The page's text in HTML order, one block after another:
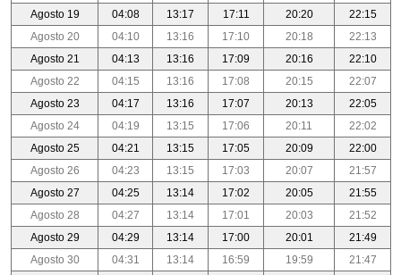
Agosto 19
04:08 13:17 17:11 20:20
22:15
Agosto 20
04:10 13:16 17:10 20:18
22:13
Agosto 21
04:13 13:16 17:09 20:16
22:10
Agosto 22
04:15 13:16 17:08 20:15
22:07
Agosto 23
04:17 13:16 17:07 20:13
22:05
Agosto 24
04:19 13:15 17:06 20:11
22:02
Agosto 25
04:21 13:15 17:05 20:09
22:00
Agosto 26
04:23 13:15 17:03 20:07
21:57
Agosto 27
04:25 13:14 17:02 20:05
21:55
Agosto 28
04:27 13:14 17:01 20:03
21:52
Agosto 29
04:29 13:14 17:00 20:01
21:49
Agosto 30
04:31 13:14 16:59 19:59
21:47